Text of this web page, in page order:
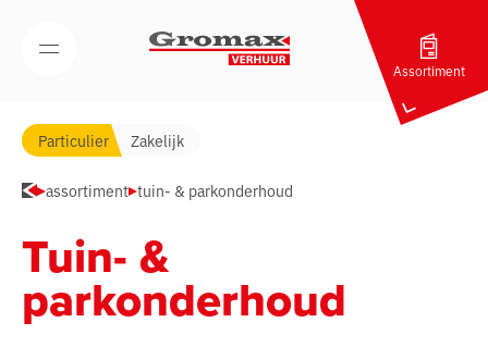
Open/Sluit mobiel menu
Assortiment
Particulier Zakelijk
assortiment tuin- & parkonderhoud
Tuin- &
parkonderhoud